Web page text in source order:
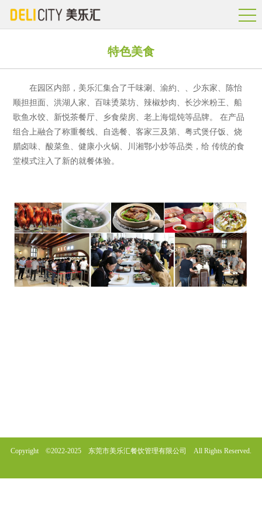
特色美食
在园区内部，美乐汇集合了千味涮、渝約、、少东家、陈怡
顺担担面、洪湖人家、百味烫菜坊、辣椒炒肉、长沙米粉王、船
歌鱼水饺、新悦茶餐厅、乡食柴房、老上海馄饨等品牌。 在产品
组合上融合了称重餐线、自选餐、客家三及第、粤式煲仔饭、烧
腊卤味、酸菜鱼、健康小火锅、川湘鄂小炒等品类，给 传统的食
堂模式注入了新的就餐体验。
Copyright ©2022-2025 东莞市美乐汇餐饮管理有限公司 All Rights Reserved.